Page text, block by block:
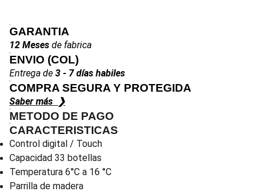
GARANTIA
12 Meses de fabrica
ENVIO (COL)
Entrega de 3 - 7 días habiles
COMPRA SEGURA Y PROTEGIDA
Saber más ❯
METODO DE PAGO
CARACTERISTICAS
Control digital / Touch
Capacidad 33 botellas
Temperatura 6°C a 16 °C
Parrilla de madera